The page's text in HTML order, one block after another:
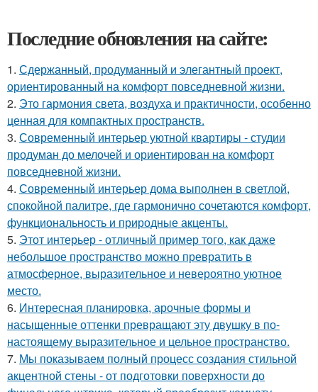
Последние обновления на сайте:
1. Сдержанный, продуманный и элегантный проект,
ориентированный на комфорт повседневной жизни.
2. Это гармония света, воздуха и практичности, особенно
ценная для компактных пространств.
3. Современный интерьер уютной квартиры - студии
продуман до мелочей и ориентирован на комфорт
повседневной жизни.
4. Современный интерьер дома выполнен в светлой,
спокойной палитре, где гармонично сочетаются комфорт,
функциональность и природные акценты.
5. Этот интерьер - отличный пример того, как даже
небольшое пространство можно превратить в
атмосферное, выразительное и невероятно уютное
место.
6. Интересная планировка, арочные формы и
насыщенные оттенки превращают эту двушку в по-
настоящему выразительное и цельное пространство.
7. Мы показываем полный процесс создания стильной
акцентной стены - от подготовки поверхности до